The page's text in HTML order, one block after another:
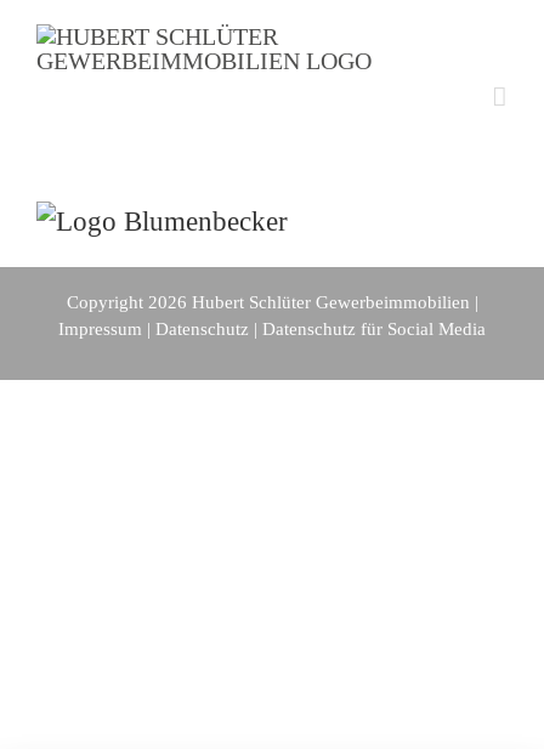
Zum
Inhalt
Copyright 2026 Hubert Schlüter Gewerbeimmobilien |
Impressum | Datenschutz | Datenschutz für Social Media